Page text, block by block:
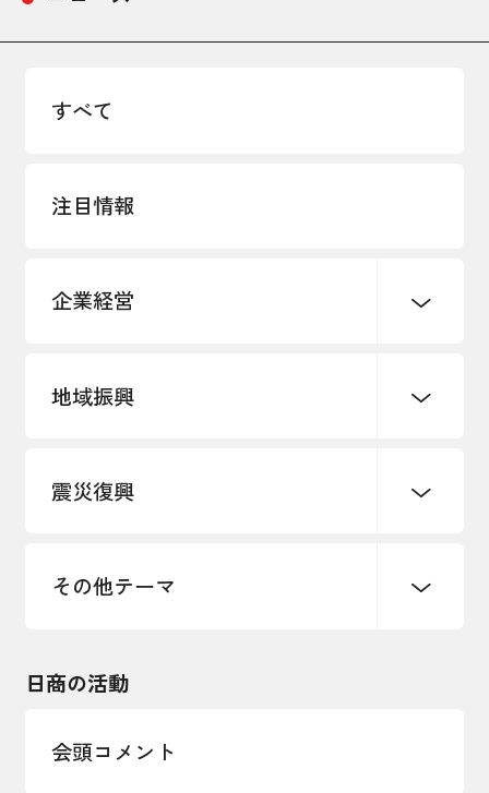
すべて
注目情報
企業経営
創業
事業承継・引継ぎ支援
雇用・労働・人材確保
地域振興
まちづくり
震災復興
令和６年能登半島地震関連
その他テーマ
インボイス制度
日商の活動
会頭コメント